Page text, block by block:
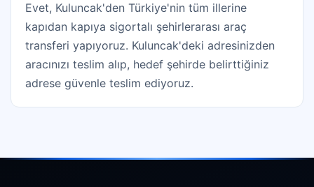
Evet, Kuluncak'den Türkiye'nin tüm illerine
kapıdan kapıya sigortalı şehirlerarası araç
transferi yapıyoruz. Kuluncak'deki adresinizden
aracınızı teslim alıp, hedef şehirde belirttiğiniz
adrese güvenle teslim ediyoruz.